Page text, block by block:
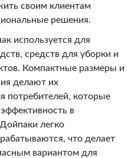
своим клиентам
решения.
используется для
средств для уборки и
Компактные размеры и
делают их
потребителей, которые
в
легко
что делает
вариантом для